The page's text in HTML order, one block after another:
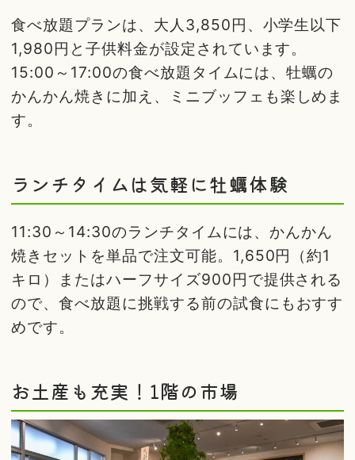
食べ放題プランは、大人3,850円、小学生以下
1,980円と子供料金が設定されています。
15:00～17:00の食べ放題タイムには、牡蠣の
かんかん焼きに加え、ミニブッフェも楽しめま
す。
ランチタイムは気軽に牡蠣体験
11:30～14:30のランチタイムには、かんかん
焼きセットを単品で注文可能。1,650円（約1
キロ）またはハーフサイズ900円で提供される
ので、食べ放題に挑戦する前の試食にもおすす
めです。
お土産も充実！1階の市場